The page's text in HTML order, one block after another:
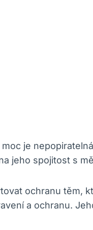
je
jeho spojitost s
ochranu těm,
a ochranu.